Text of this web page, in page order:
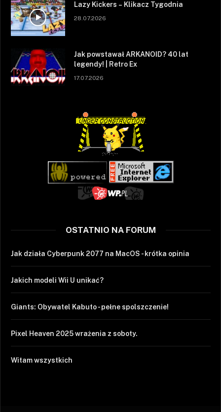
Lazy Kickers – Klikacz Tygodnia
28.07.2026
Jak powstawał ARKANOID? 40 lat
legendy! | Retro Ex
17.07.2026
OSTATNIO NA FORUM
Jak działa Cyberpunk 2077 na MacOS - krótka opinia
Jakich modeli Wii U unikać?
Giants: Obywatel Kabuto - pełne spolszczenie!
Pixel Heaven 2025 wrażenia z soboty.
Witam wszystkich